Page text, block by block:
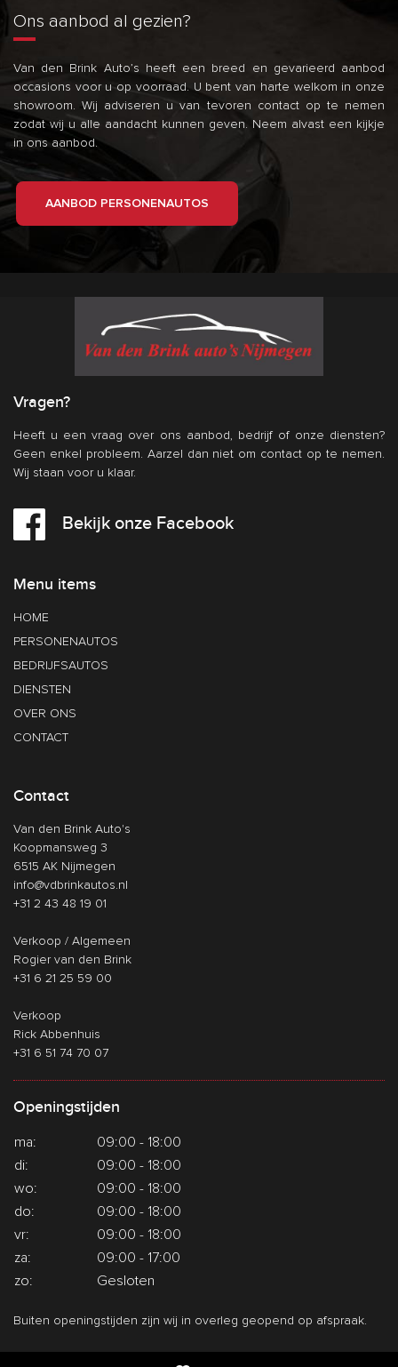
Ons aanbod al gezien?
Van den Brink Auto’s heeft een breed en gevarieerd aanbod
occasions voor u op voorraad. U bent van harte welkom in onze
showroom. Wij adviseren u van tevoren contact op te nemen
zodat wij u alle aandacht kunnen geven. Neem alvast een kijkje
in ons aanbod.
AANBOD PERSONENAUTOS
Vragen?
Heeft u een vraag over ons aanbod, bedrijf of onze diensten?
Geen enkel probleem. Aarzel dan niet om contact op te nemen.
Wij staan voor u klaar.
Bekijk onze Facebook
Menu items
HOME
PERSONENAUTOS
BEDRIJFSAUTOS
DIENSTEN
OVER ONS
CONTACT
Contact
Van den Brink Auto's
Koopmansweg 3
6515 AK Nijmegen
info@vdbrinkautos.nl
+31 2 43 48 19 01
Verkoop / Algemeen
Rogier van den Brink
+31 6 21 25 59 00
Verkoop
Rick Abbenhuis
+31 6 51 74 70 07
Openingstijden
ma:
09:00 - 18:00
di:
09:00 - 18:00
wo:
09:00 - 18:00
do:
09:00 - 18:00
vr:
09:00 - 18:00
za:
09:00 - 17:00
zo:
Gesloten
Buiten openingstijden zijn wij in overleg geopend op afspraak.